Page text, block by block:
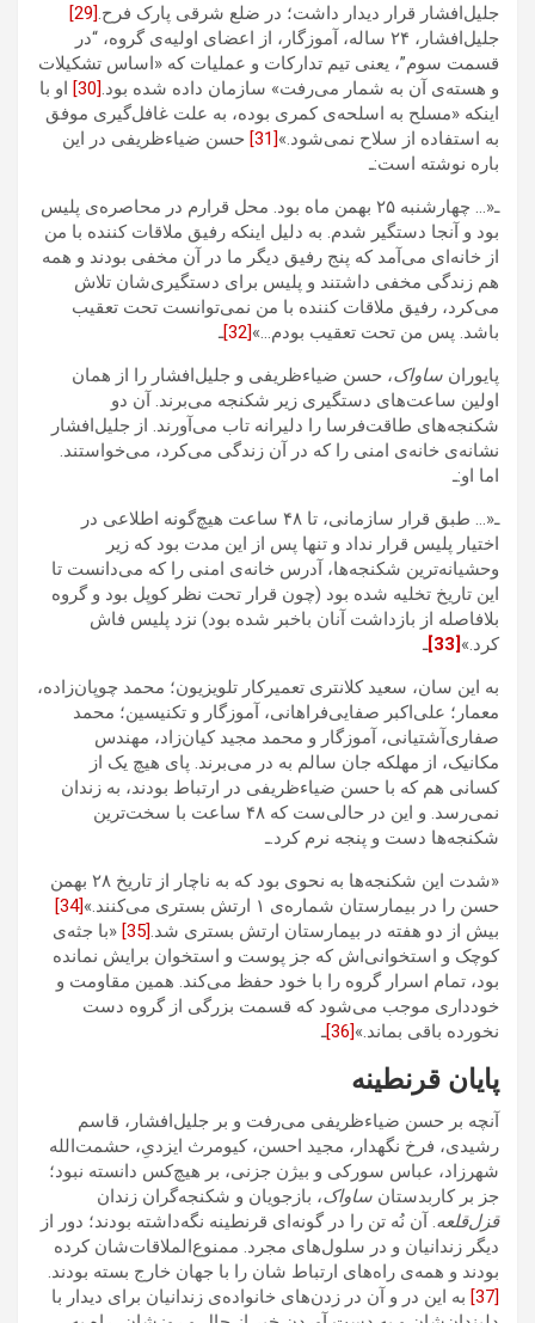
جلیل‌افشار قرار دیدار داشت؛ در ضلع شرقی پارک فرح.[29]
جلیل‌افشار، ۲۴ ساله، آموزگار، از اعضای اولیه‌ی گروه، “در
قسمت سوم”، یعنی تیم تدارکات و عملیات که «اساس تشکیلات
و هسته‌‌ی آن به شمار می‌رفت» سازمان داده شده بود.[30]
او با
اینکه «مسلح به اسلحه‌ی کمری بوده، به علت غافل‌گیری موفق
به استفاده از سلاح نمی‌شود.»[31]
حسن ضیاءظریفی در این
باره نوشته است:ـ
ـ«… چهارشنبه ۲۵ بهمن ماه بود. محل قرارم در محاصره‌ی پلیس
بود و آنجا دستگیر شدم. به دلیل اینکه رفیق ملاقات کننده با من
از خانه‌ای می‌آمد که پنج رفیق دیگر ما در آن مخفی بودند و همه
هم زندگی مخفی داشتند و پلیس برای دستگیری‌شان تلاش
می‌کرد، رفیق ملاقات کننده با من نمی‌توانست تحت تعقیب
باشد. پس من تحت تعقیب بودم…»[32]
ـ
پایوران ساواک، حسن ضیاءظریفی و جلیل‌افشار را از همان
اولین ساعت‌های دستگیری زیر شکنجه می‌برند. آن دو
شکنجه‌های طاقت‌فرسا را دلیرانه تاب می‌آورند. از جلیل‌افشار
نشانه‌ی خانه‌ی امنی را که در آن زندگی می‌کرد، می‌خواستند.
اما او:ـ
ـ«… طبق قرار سازمانی، تا ۴۸ ساعت هیچ‌گونه اطلاعی در
اختیار پلیس قرار نداد و تنها پس از این مدت بود که زیر
وحشیانه‌ترین شکنجه‌ها، آدرس خانه‌ی امنی را که می‌دانست تا
این تاریخ تخلیه شده بود (چون قرار تحت نظر کوپل بود و گروه
بلافاصله از بازداشت آنان باخبر شده بود) نزد پلیس فاش
کرد.» [33]
ـ
به این‌ سان، سعید کلانتری تعمیرکار تلویزیون؛ محمد چوپان‌زاده،
معمار؛ علی‌اکبر صفایی‌فراهانی، آموزگار و تکنیسین؛ محمد
صفاری‌آشتیانی، آموزگار و محمد مجید کیان‌زاد، مهندس
مکانیک، از مهلکه جان سالم به در می‌برند. پای هیچ یک از
کسانی هم که با حسن ضیاءظریفی در ارتباط بودند، به زندان
نمی‌رسد. و این در حالی‌ست که ۴۸ ساعت با سخت‌ترین
شکنجه‌‌ها دست و پنجه نرم ‌کرد.ـ
«شدت این شکنجه‌ها به نحوی بود که به ناچار از تاریخ ۲۸ بهمن
حسن را در بیمارستان شماره‌ی ۱ ارتش بستری می‌کنند.»
[34]
بیش از دو هفته در بیمارستان ارتش بستری شد.[35]
«با جثه‌ی
کوچک و استخوانی‌اش که جز پوست و استخوان برایش نمانده
بود، تمام اسرار گروه را با خود حفظ می‌کند. همین مقاومت و
خودداری موجب می‌شود که قسمت بزرگی از گروه دست
نخورده باقی بماند.»[36] ـ
پایان قرنطینه
آنچه بر حسن ضیاءظریفی ‌می‌رفت و بر جلیل‌افشار، قاسم
رشیدی، فرخ نگهدار، مجید احسن، کیومرث ایزدیِ، حشمت‌الله
شهرزاد، عباس سورکی و بیژن جزنی، بر هیچ‌کس دانسته نبود؛
جز بر کاربدستان ساواک، بازجویان و شکنجه‌گران زندان
قزل‌قلعه. آن نُه تن را در گونه‌ای قرنطینه نگه‌داشته بودند؛ دور از
دیگر زندانیان و در سلول‌های مجرد. ممنوع‌الملاقات‌شان کرده
بودند و همه‌ی راه‌های ارتباط‌‌‌‌‌‌ شان را با جهان خارج بسته بودند.
[37]
به این در و آن در زدن‌های خانواده‌ی زندانیان برای دیدار با